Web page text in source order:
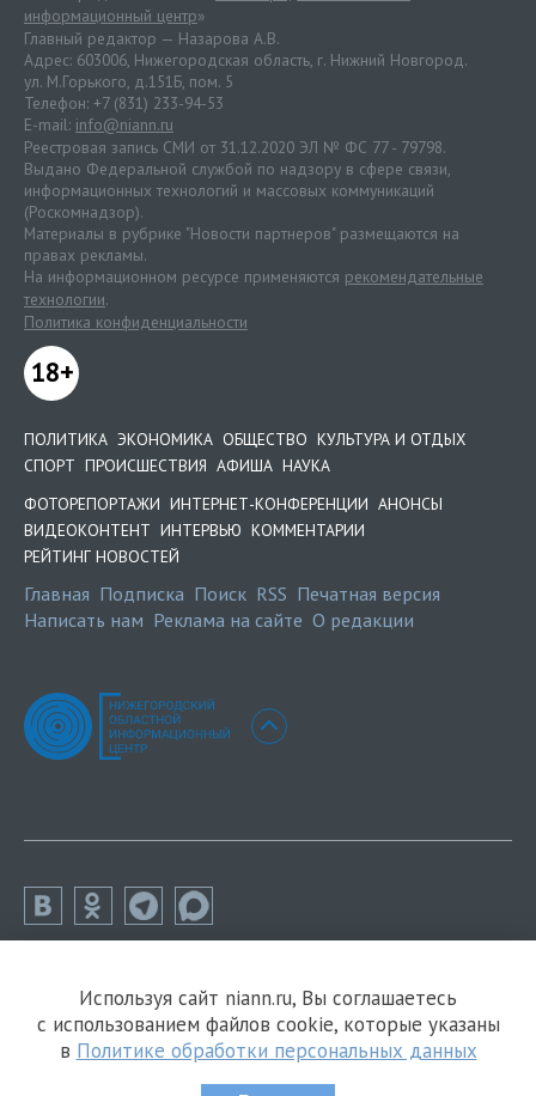
информационный центр»
Главный редактор — Назарова А.В.
Адрес: 603006, Нижегородская область, г. Нижний Новгород.
ул. М.Горького, д.151Б, пом. 5
Телефон: +7 (831) 233-94-53
E-mail: info@niann.ru
Реестровая запись СМИ от 31.12.2020 ЭЛ № ФС 77 - 79798.
Выдано Федеральной службой по надзору в сфере связи,
информационных технологий и массовых коммуникаций
(Роскомнадзор).
Материалы в рубрике "Новости партнеров" размещаются на
правах рекламы.
На информационном ресурсе применяются рекомендательные
технологии.
Политика конфиденциальности
18+
ПОЛИТИКА ЭКОНОМИКА ОБЩЕСТВО КУЛЬТУРА И ОТДЫХ
СПОРТ ПРОИСШЕСТВИЯ АФИША НАУКА
ФОТОРЕПОРТАЖИ ИНТЕРНЕТ-КОНФЕРЕНЦИИ АНОНСЫ
ВИДЕОКОНТЕНТ ИНТЕРВЬЮ КОММЕНТАРИИ
РЕЙТИНГ НОВОСТЕЙ
Главная Подписка Поиск RSS Печатная версия
Написать нам Реклама на сайте О редакции
Используя сайт niann.ru, Вы соглашаетесь
с использованием файлов cookie, которые указаны
в Политике обработки персональных данных